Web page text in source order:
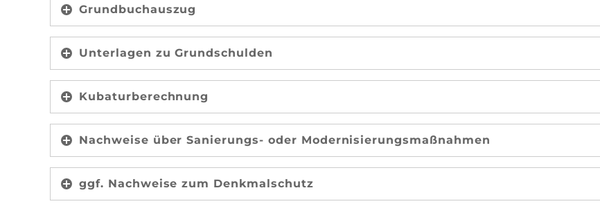
Grundbuchauszug
Unterlagen zu Grundschulden
Kubaturberechnung
Nachweise über Sanierungs- oder Modernisierungsmaßnahmen
ggf. Nachweise zum Denkmalschutz